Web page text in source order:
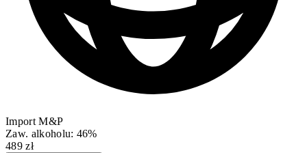
Import M&P
Zaw. alkoholu: 46%
489 zł